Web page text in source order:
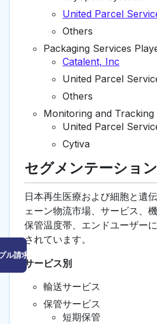
ル請求はこちら
United Parcel
Others
Packaging Services
Catalent, Inc
United Parcel
Others
Monitoring and
United Parcel
Cytiva
セグメンテーショ
日本再生医療および細胞と遺
ェーン物流市場、サービス、
保管温度帯、エンドユーザー
されています。
サービス別
輸送サービス
保管サービス
短期保管